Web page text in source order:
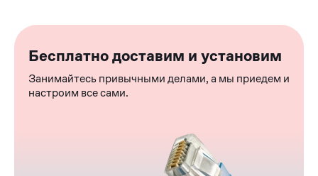
Бесплатно доставим и установим
Занимайтесь привычными делами, а мы приедем и
настроим все сами.